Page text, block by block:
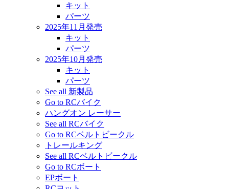
キット
パーツ
2025年11月発売
キット
パーツ
2025年10月発売
キット
パーツ
See all 新製品
Go to RCバイク
ハングオン レーサー
See all RCバイク
Go to RCベルトビークル
トレールキング
See all RCベルトビークル
Go to RCボート
EPボート